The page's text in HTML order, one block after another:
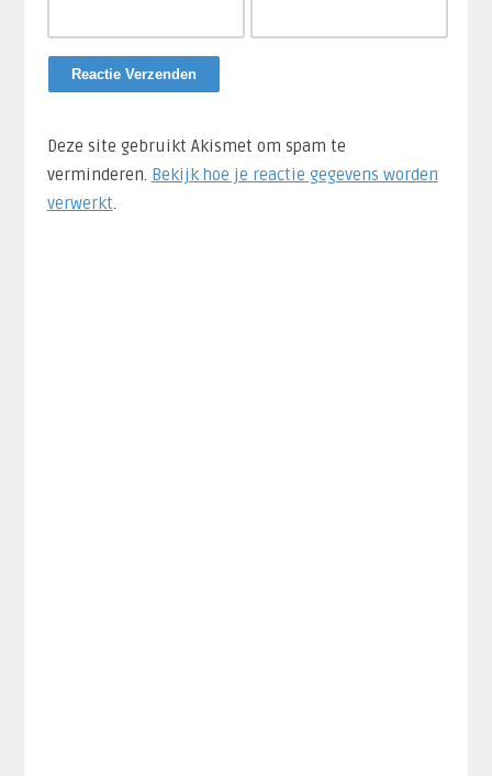
Deze site gebruikt Akismet om spam te
verminderen. Bekijk hoe je reactie gegevens worden
verwerkt.